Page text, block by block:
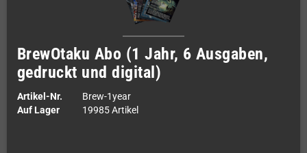
BrewOtaku Abo (1 Jahr, 6 Ausgaben,
gedruckt und digital)
Artikel-Nr.
Brew-1year
Auf Lager
19985 Artikel